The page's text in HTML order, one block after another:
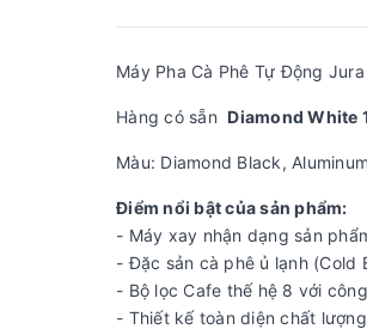
Máy Pha Cà Phê Tự Động Jura
Hàng có sẵnDiamond White
Màu: Diamond Black,
Điểm nổi bật của sản phẩm:
- Máy xay nhận dạng sản
- Đặc sản cà phê ủ lạnh (Cold
- Bộ lọc Cafe thế hệ 8 với
- Thiết kế toàn diện chất